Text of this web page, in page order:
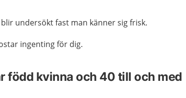
undersökt fast man känner sig frisk.
ingenting för dig.
född kvinna och 40 till och med